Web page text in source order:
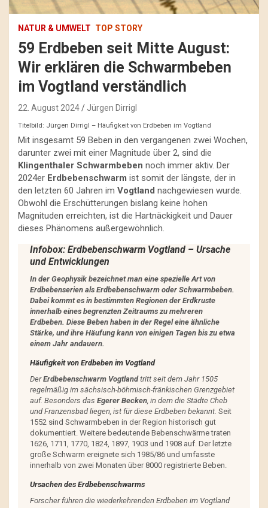
NATUR & UMWELT TOP STORY
59 Erdbeben seit Mitte August:
Wir erklären die Schwarmbeben
im Vogtland verständlich
22. August 2024 Jürgen Dirrigl
Titelbild: Jürgen Dirrigl – Häufigkeit von Erdbeben im Vogtland
Mit insgesamt 59 Beben in den vergangenen zwei Wochen,
darunter zwei mit einer Magnitude über 2, sind die
Klingenthaler Schwarmbeben noch immer aktiv. Der
2024er Erdbebenschwarm ist somit der längste, der in
den letzten 60 Jahren im Vogtland nachgewiesen wurde.
Obwohl die Erschütterungen bislang keine hohen
Magnituden erreichten, ist die Hartnäckigkeit und Dauer
dieses Phänomens außergewöhnlich.
Infobox: Erdbebenschwarm Vogtland – Ursache
und Entwicklungen
In der Geophysik bezeichnet man eine spezielle Art von
Erdbebenserien als Erdbebenschwarm oder Schwarmbeben.
Dabei kommt es in bestimmten Regionen der Erdkruste
innerhalb eines begrenzten Zeitraums zu mehreren
Erdbeben. Diese Beben haben in der Regel eine ähnliche
Stärke, und ihre Häufung kann von einigen Tagen bis zu etwa
einem Jahr andauern.
Häufigkeit von Erdbeben im Vogtland
DerErdbebenschwarm Vogtlandtritt seit dem Jahr 1505
regelmäßig im sächsisch-böhmisch-fränkischen Grenzgebiet
auf. Besonders das Egerer Becken, in dem die Städte Cheb
und Franzensbad liegen, ist für diese Erdbeben bekannt. Seit
1552 sind Schwarmbeben in der Region historisch gut
dokumentiert. Weitere bedeutende Bebenschwärme traten
1626, 1711, 1770, 1824, 1897, 1903 und 1908 auf. Der letzte
große Schwarm ereignete sich 1985/86 und umfasste
innerhalb von zwei Monaten über 8000 registrierte Beben.
Ursachen des Erdbebenschwarms
Forscher führen die wiederkehrenden Erdbeben im Vogtland